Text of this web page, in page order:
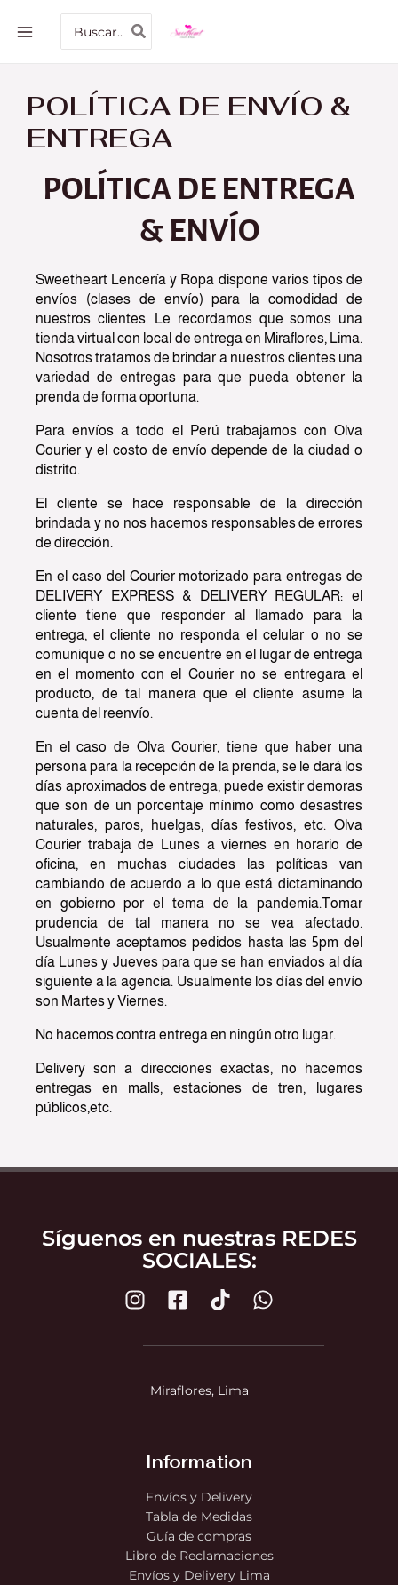
contenido
MAIN
MENUpor:
POLÍTICA DE ENVÍO &
ENTREGA
POLÍTICA DE ENTREGA
& ENVÍO
Sweetheart Lencería y Ropa dispone varios tipos de
envíos (clases de envío) para la comodidad de
nuestros clientes. Le recordamos que somos una
tienda virtual con local de entrega en Miraflores, Lima.
Nosotros tratamos de brindar a nuestros clientes una
variedad de entregas para que pueda obtener la
prenda de forma oportuna.
Para envíos a todo el Perú trabajamos con Olva
Courier y el costo de envío depende de la ciudad o
distrito.
El cliente se hace responsable de la dirección
brindada y no nos hacemos responsables de errores
de dirección.
En el caso del Courier motorizado para entregas de
DELIVERY EXPRESS & DELIVERY REGULAR: el
cliente tiene que responder al llamado para la
entrega, el cliente no responda el celular o no se
comunique o no se encuentre en el lugar de entrega
en el momento con el Courier no se entregara el
producto, de tal manera que el cliente asume la
cuenta del reenvío.
En el caso de Olva Courier, tiene que haber una
persona para la recepción de la prenda, se le dará los
días aproximados de entrega, puede existir demoras
que son de un porcentaje mínimo como desastres
naturales, paros, huelgas, días festivos, etc. Olva
Courier trabaja de Lunes a viernes en horario de
oficina, en muchas ciudades las políticas van
cambiando de acuerdo a lo que está dictaminando
en gobierno por el tema de la pandemia.Tomar
prudencia de tal manera no se vea afectado.
Usualmente aceptamos pedidos hasta las 5pm del
día Lunes y Jueves para que se han enviados al día
siguiente a la agencia. Usualmente los días del envío
son Martes y Viernes.
No hacemos contra entrega en ningún otro lugar.
Delivery son a direcciones exactas, no hacemos
entregas en malls, estaciones de tren, lugares
públicos,etc.
Síguenos en nuestras REDES
SOCIALES:
Miraflores, Lima
Information
Envíos y Delivery
Tabla de Medidas
Guía de compras
Libro de Reclamaciones
Envíos y Delivery Lima